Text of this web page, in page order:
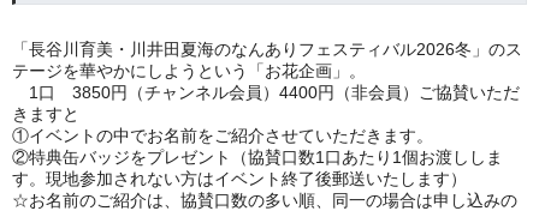
「長谷川育美・川井田夏海のなんありフェスティバル2026冬」のス
テージを華やかにしようという「お花企画」。
1口 3850円（チャンネル会員）4400円（非会員）ご協賛いただ
きますと
①イベントの中でお名前をご紹介させていただきます。
②特典缶バッジをプレゼント（協賛口数1口あたり1個お渡ししま
す。現地参加されない方はイベント終了後郵送いたします）
☆お名前のご紹介は、協賛口数の多い順、同一の場合は申し込みの